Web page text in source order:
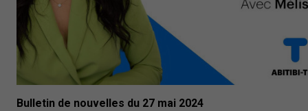
Bulletin de nouvelles du 27 mai 2024